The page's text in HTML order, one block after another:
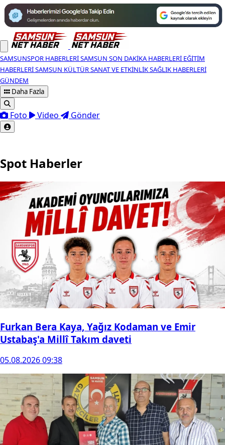
SAMSUNSPOR HABERLERISAMSUN SON DAKIKA HABERLERI EĞITIM
HABERLERISAMSUN KÜLTÜR SANAT VE ETKINLIKSAĞLIK HABERLERI
GÜNDEM
Daha Fazla
Foto Video Gönder
Spot Haberler
Furkan Bera Kaya, Yağız Kodaman ve Emir
Ustabaş'a Millî Takım daveti
05.08.2026 09:38